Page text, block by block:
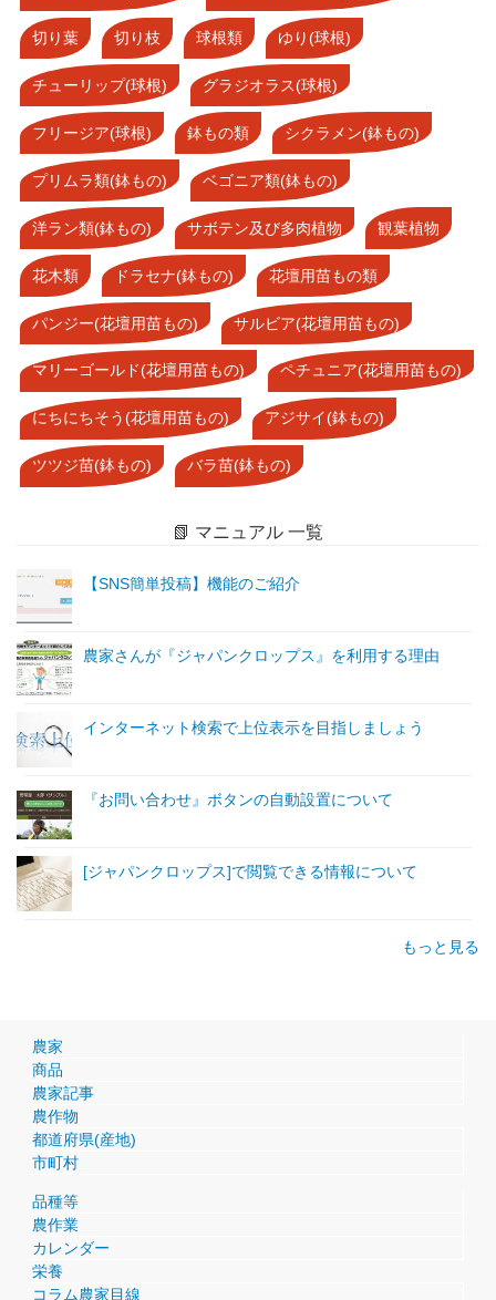
切り葉 切り枝 球根類 ゆり(球根)
チューリップ(球根) グラジオラス(球根)
フリージア(球根) 鉢もの類 シクラメン(鉢もの)
プリムラ類(鉢もの) ベゴニア類(鉢もの)
洋ラン類(鉢もの) サボテン及び多肉植物 観葉植物
花木類 ドラセナ(鉢もの) 花壇用苗もの類
パンジー(花壇用苗もの) サルビア(花壇用苗もの)
マリーゴールド(花壇用苗もの) ペチュニア(花壇用苗もの)
にちにちそう(花壇用苗もの) アジサイ(鉢もの)
ツツジ苗(鉢もの) バラ苗(鉢もの)
📗 マニュアル 一覧
【SNS簡単投稿】機能のご紹介
農家さんが『ジャパンクロップス』を利用する理由
インターネット検索で上位表示を目指しましょう
『お問い合わせ』ボタンの自動設置について
[ジャパンクロップス]で閲覧できる情報について
もっと見る
農家
商品
農家記事
農作物
都道府県(産地)
市町村
品種等
農作業
カレンダー
栄養
コラム農家目線